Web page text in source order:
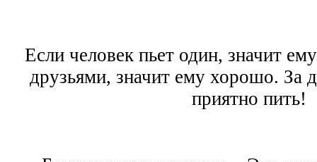
Если человек пьет один, значит
друзьями, значит ему хорошо. За
приятно пить!